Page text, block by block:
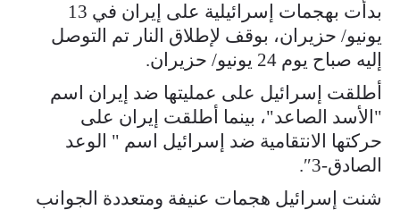
بدأت بهجمات إسرائيلية على إيران في 13
يونيو/ حزيران، بوقف لإطلاق النار تم التوصل
إليه صباح يوم 24 يونيو/ حزيران.
أطلقت إسرائيل على عمليتها ضد إيران اسم
"الأسد الصاعد"، بينما أطلقت إيران على
حركتها الانتقامية ضد إسرائيل اسم " الوعد
الصادق-3″.
شنت إسرائيل هجمات عنيفة ومتعددة الجوانب